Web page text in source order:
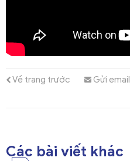
Về trang trước Gửi email
Các bài viết khác